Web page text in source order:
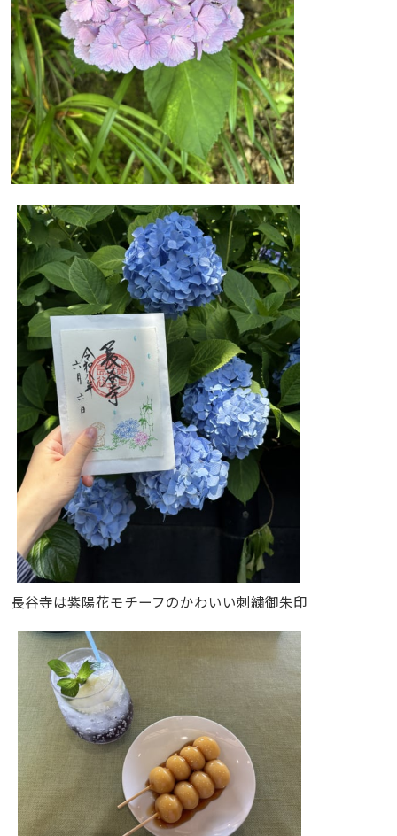
長谷寺は紫陽花モチーフのかわいい刺繍御朱印